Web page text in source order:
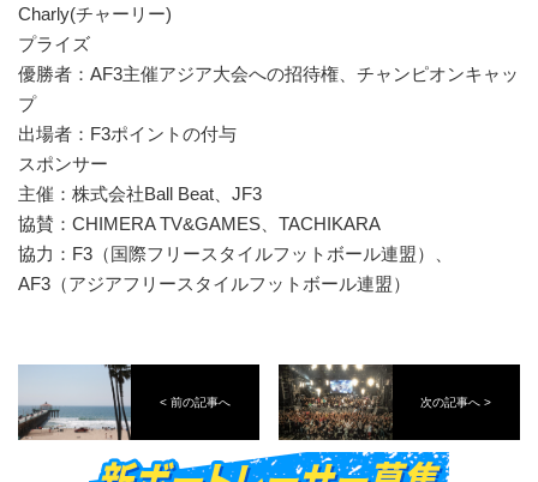
Charly(チャーリー)
プライズ
優勝者：AF3主催アジア大会への招待権、チャンピオンキャッ
プ
出場者：F3ポイントの付与
スポンサー
主催：株式会社Ball Beat、JF3
協賛：CHIMERA TV&GAMES、TACHIKARA
協力：F3（国際フリースタイルフットボール連盟）、
AF3（アジアフリースタイルフットボール連盟）
< 前の記事へ 次の記事へ >